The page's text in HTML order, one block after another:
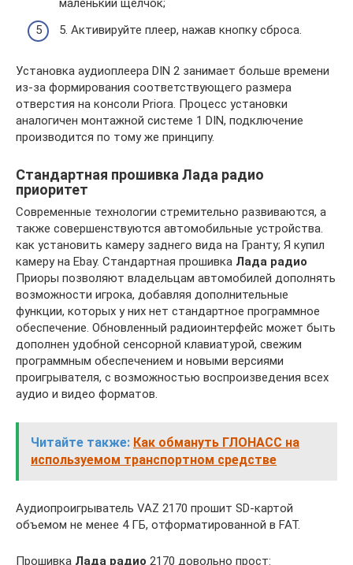
маленький щелчок;
5. Активируйте плеер, нажав кнопку сброса.
Установка аудиоплеера DIN 2 занимает больше времени
из-за формирования соответствующего размера
отверстия на консоли Priora. Процесс установки
аналогичен монтажной системе 1 DIN, подключение
производится по тому же принципу.
Стандартная прошивка Лада радио
приоритет
Современные технологии стремительно развиваются, а
также совершенствуются автомобильные устройства.
как установить камеру заднего вида на Гранту; Я купил
камеру на Ebay. Стандартная прошивка Лада радио
Приоры позволяют владельцам автомобилей дополнять
возможности игрока, добавляя дополнительные
функции, которых у них нет стандартное программное
обеспечение. Обновленный радиоинтерфейс может быть
дополнен удобной сенсорной клавиатурой, свежим
программным обеспечением и новыми версиями
проигрывателя, с возможностью воспроизведения всех
аудио и видео форматов.
Читайте также: Как обмануть ГЛОНАСС на
используемом транспортном средстве
Аудиопроигрыватель VAZ 2170 прошит SD-картой
объемом не менее 4 ГБ, отформатированной в FAT.
Прошивка Лада радио 2170 довольно прост: